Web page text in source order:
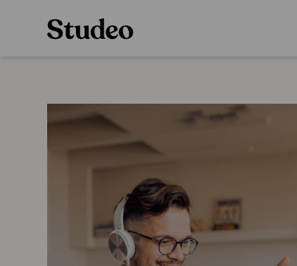
Preppaaja
Huoltaja
Kokeilutarjous
Alakoulun
Hinnasto
Käyttöönotto